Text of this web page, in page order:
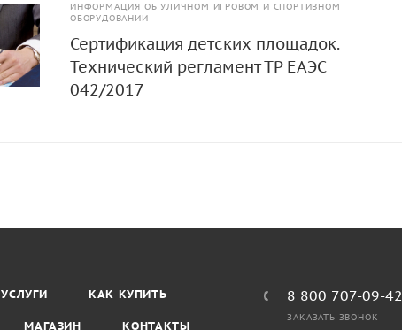
ИНФОРМАЦИЯ ОБ УЛИЧНОМ ИГРОВОМ И СПОРТИВНОМ
ОБОРУДОВАНИИ
Сертификация детских площадок.
Технический регламент ТР ЕАЭС
042/2017
УСЛУГИ КАК КУПИТЬ
МАГАЗИН КОНТАКТЫ
8 800 707-09-42
ЗАКАЗАТЬ ЗВОНОК